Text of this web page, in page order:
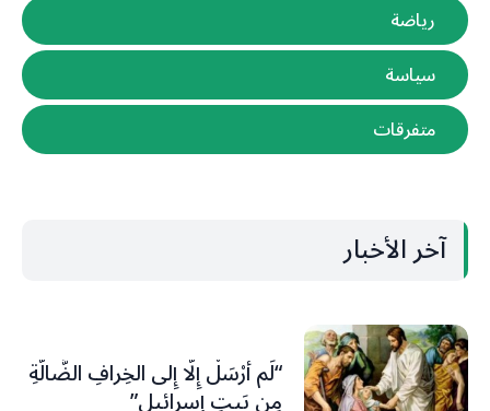
رياضة
سياسة
متفرقات
آخر الأخبار
“لَم أُرْسَلْ إِلَّا إِلى الخِرافِ الضَّالَّةِ